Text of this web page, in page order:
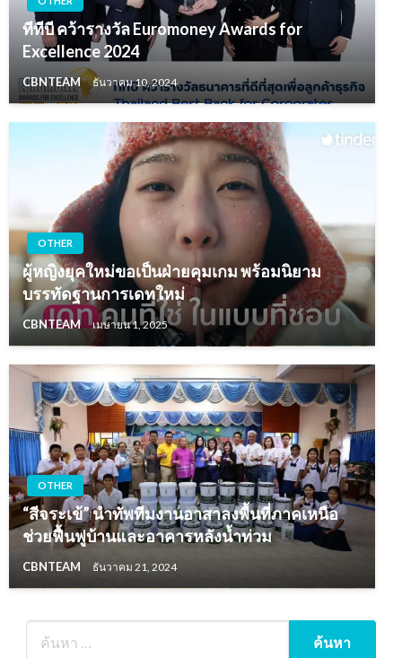
ทีทีบี คว้ารางวัล Euromoney Awards for
Excellence 2024
CBNTEAM ธันวาคม 10, 2024
OTHER
ผู้หญิงยุคใหม่ขอเป็นฝ่ายคุมเกม พร้อมนิยาม
บรรทัดฐานการเดทใหม่
CBNTEAM เมษายน 1, 2025
OTHER
“สีจระเข้” นำทัพทีมงานอาสาลงพื้นที่ภาคเหนือ
ช่วยฟื้นฟูบ้านและอาคารหลังน้ำท่วม
CBNTEAM ธันวาคม 21, 2024